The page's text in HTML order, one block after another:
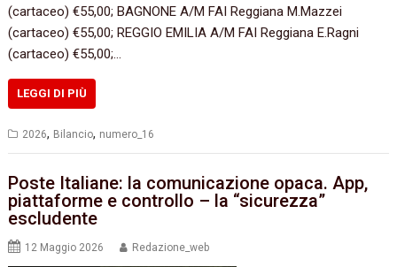
(cartaceo) €55,00; BAGNONE A/M FAI Reggiana M.Mazzei
(cartaceo) €55,00; REGGIO EMILIA A/M FAI Reggiana E.Ragni
(cartaceo) €55,00;…
LEGGI DI PIÙ
2026, Bilancio, numero_16
Poste Italiane: la comunicazione opaca. App,
piattaforme e controllo – la “sicurezza”
escludente
12 Maggio 2026 Redazione_web